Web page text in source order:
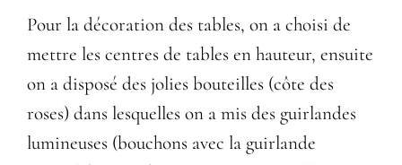
Pour la décoration des tables, on a choisi de
mettre les centres de tables en hauteur, ensuite
on a disposé des jolies bouteilles (côte des
roses) dans lesquelles on a mis des guirlandes
lumineuses (bouchons avec la guirlande